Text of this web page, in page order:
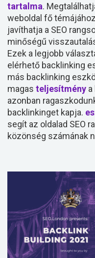
tartalma.
weboldal fő
javíthatja a SEO
minőségű
Ezek a legjobb
elérhető backlinking
más backlinking
magas teljesítmény
azonban
backlinkinget kapja.
segít az oldalad SEO
közönség számának